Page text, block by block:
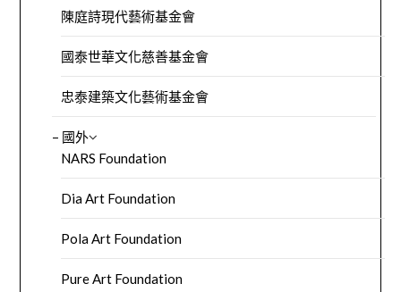
陳庭詩現代藝術基金會
國泰世華文化慈善基金會
忠泰建築文化藝術基金會
– 國外
NARS Foundation
Dia Art Foundation
Pola Art Foundation
Pure Art Foundation